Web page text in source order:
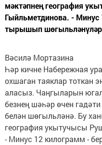
мәктәпнең география
Гыйльметдинова. - Минус
тырышып
Вәсилә Мортазина
Һәр кичне Набережная
охшаган таяклар тоткан
аласыз. Чаңгыларын
безнең шәһәр өчен
белән шөгыльләнә. Бу
география укытучысы
- Минус 12 килограмм -